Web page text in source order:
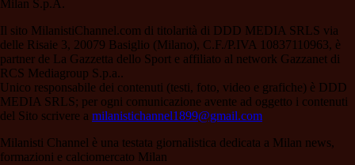
Milan S.p.A.
Il sito MilanistiChannel.com di titolarità di DDD MEDIA SRLS via
delle Risaie 3, 20079 Basiglio (Milano), C.F./P.IVA 10837110963, è
partner de La Gazzetta dello Sport e affiliato al network Gazzanet di
RCS Mediagroup S.p.a..
Unico responsabile dei contenuti (testi, foto, video e grafiche) è DDD
MEDIA SRLS; per ogni comunicazione avente ad oggetto i contenuti
del Sito scrivere a milanistichannel1899@gmail.com
Milanisti Channel è una testata giornalistica dedicata a Milan news,
formazioni e calciomercato Milan